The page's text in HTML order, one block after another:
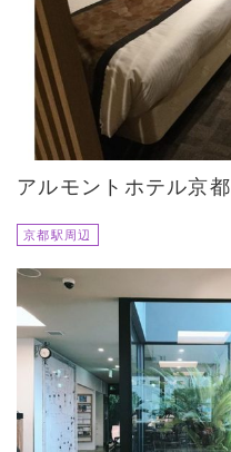
アルモントホテル京都
京都駅周辺